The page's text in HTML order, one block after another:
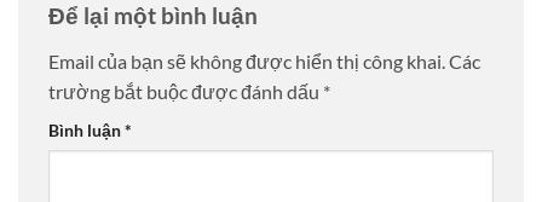
Để lại một bình luận
Email của bạn sẽ không được hiển thị công khai. Các
trường bắt buộc được đánh dấu *
Bình luận*